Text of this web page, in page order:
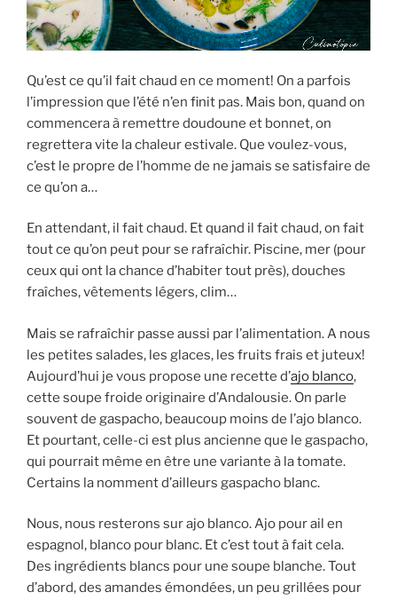
Qu’est ce qu’il fait chaud en ce moment! On a parfois
l’impression que l’été n’en finit pas. Mais bon, quand on
commencera à remettre doudoune et bonnet, on
regrettera vite la chaleur estivale. Que voulez-vous,
c’est le propre de l’homme de ne jamais se satisfaire de
ce qu’on a…
En attendant, il fait chaud. Et quand il fait chaud, on fait
tout ce qu’on peut pour se rafraîchir. Piscine, mer (pour
ceux qui ont la chance d’habiter tout près), douches
fraîches, vêtements légers, clim…
Mais se rafraîchir passe aussi par l’alimentation. A nous
les petites salades, les glaces, les fruits frais et juteux!
Aujourd’hui je vous propose une recette d’ajo blanco,
cette soupe froide originaire d’Andalousie. On parle
souvent de gaspacho, beaucoup moins de l’ajo blanco.
Et pourtant, celle-ci est plus ancienne que le gaspacho,
qui pourrait même en être une variante à la tomate.
Certains la nomment d’ailleurs gaspacho blanc.
Nous, nous resterons sur ajo blanco. Ajo pour ail en
espagnol, blanco pour blanc. Et c’est tout à fait cela.
Des ingrédients blancs pour une soupe blanche. Tout
d’abord, des amandes émondées, un peu grillées pour